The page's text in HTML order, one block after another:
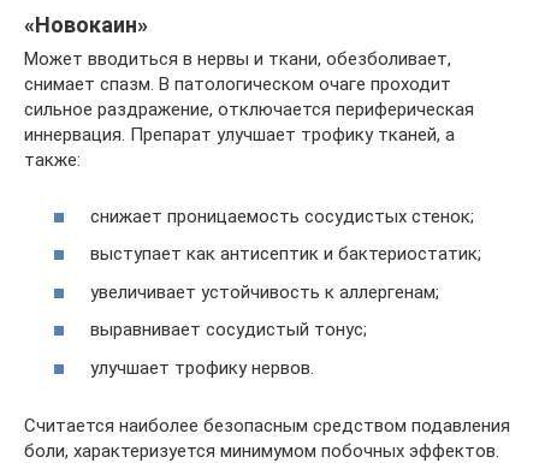
«Новокаин»
Может вводиться в нервы и ткани, обезболивает,
снимает спазм. В патологическом очаге проходит
сильное раздражение, отключается периферическая
иннервация. Препарат улучшает трофику тканей, а
также:
снижает проницаемость сосудистых стенок;
выступает как антисептик и бактериостатик;
увеличивает устойчивость к аллергенам;
выравнивает сосудистый тонус;
улучшает трофику нервов.
Считается наиболее безопасным средством подавления
боли, характеризуется минимумом побочных эффектов.